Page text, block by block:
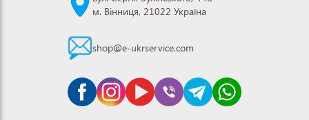
м. Вінниця, 21022 Україна
shop@e-ukrservice.com